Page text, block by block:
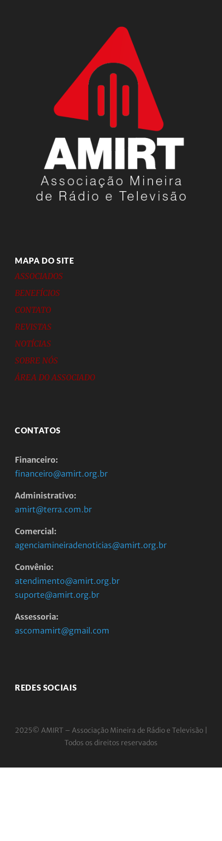
MAPA DO SITE
ASSOCIADOS
BENEFÍCIOS
CONTATO
REVISTAS
NOTÍCIAS
SOBRE NÓS
ÁREA DO ASSOCIADO
CONTATOS
Financeiro:
financeiro@amirt.org.br
Administrativo:
amirt@terra.com.br
Comercial:
agenciamineiradenoticias@amirt.org.br
Convênio:
atendimento@amirt.org.br
suporte@amirt.org.br
Assessoria:
ascomamirt@gmail.com
REDES SOCIAIS
2025© AMIRT – Associação Mineira de Rádio e Televisão |
Todos os direitos reservados